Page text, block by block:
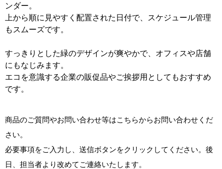
ンダー。
上から順に見やすく配置された日付で、スケジュール管理
もスムーズです。
すっきりとした緑のデザインが爽やかで、オフィスや店舗
にもなじみます。
エコを意識する企業の販促品やご挨拶用としてもおすすめ
です。
商品のご質問やお問い合わせ等はこちらからお問い合わせくだ
さい。
必要事項をご入力し、送信ボタンをクリックしてください。後
日、担当者より改めてご連絡いたします。